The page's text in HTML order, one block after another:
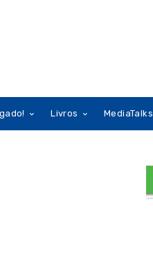
Livros MediaTalks